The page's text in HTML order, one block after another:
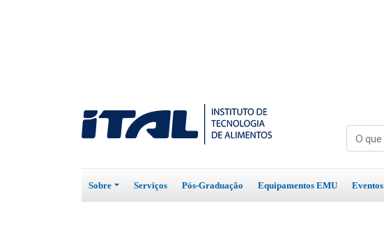
Sobre Serviços Pós-Graduação Equipamentos EMU Eventos